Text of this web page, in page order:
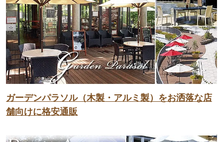
ガーデンパラソル（木製・アルミ製）をお洒落な店
舗向けに格安通販